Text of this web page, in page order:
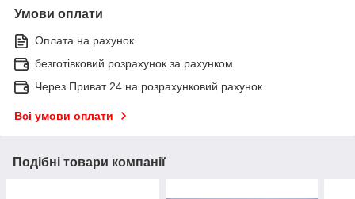
Умови оплати
Оплата на рахунок
безготівковий розрахунок за рахунком
Через Приват 24 на розрахунковий рахунок
Всі умови оплати
Подібні товари компанії